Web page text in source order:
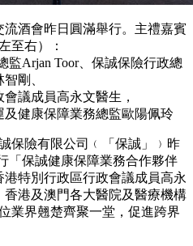
酒會昨日圓滿舉行。主禮嘉賓
至右）：
監Arjan Toor、保誠保險行政總
剛、
議成員高永文醫生，
健康保障業務總監歐陽佩玲
保險有限公司﹙「保誠」﹚昨
「保誠健康保障業務合作夥伴
特別行政區行政會議成員高永
港及澳門各大醫院及醫療機構
業界翹楚齊聚一堂，促進跨界